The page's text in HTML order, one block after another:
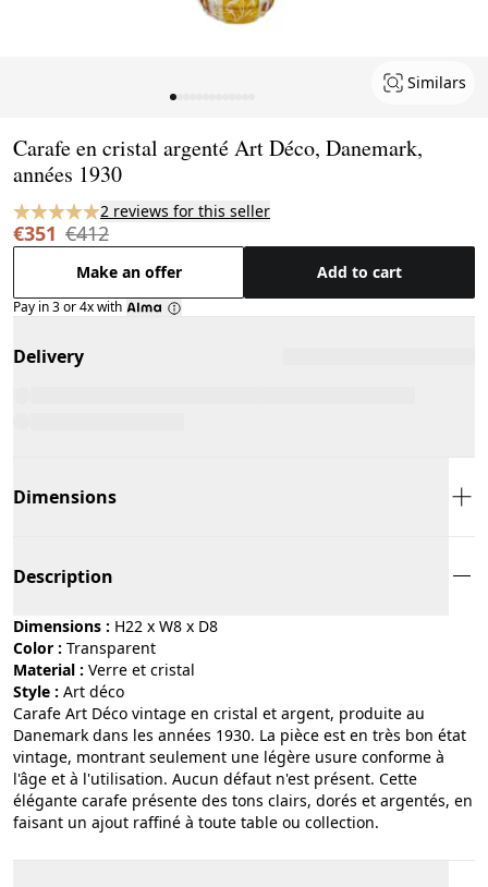
Similars
Carafe en cristal argenté Art Déco, Danemark,
années 1930
2 reviews for this seller
€351 €412
Make an offer Add to cart
Pay in 3 or 4x with
Delivery
Dimensions
Description
Dimensions : H22 x W8 x D8
Color :
transparent
Material :
verre et cristal
Style :
art déco
Carafe Art Déco vintage en cristal et argent, produite au
Danemark dans les années 1930. La pièce est en très bon état
vintage, montrant seulement une légère usure conforme à
l'âge et à l'utilisation. Aucun défaut n'est présent. Cette
élégante carafe présente des tons clairs, dorés et argentés, en
faisant un ajout raffiné à toute table ou collection.